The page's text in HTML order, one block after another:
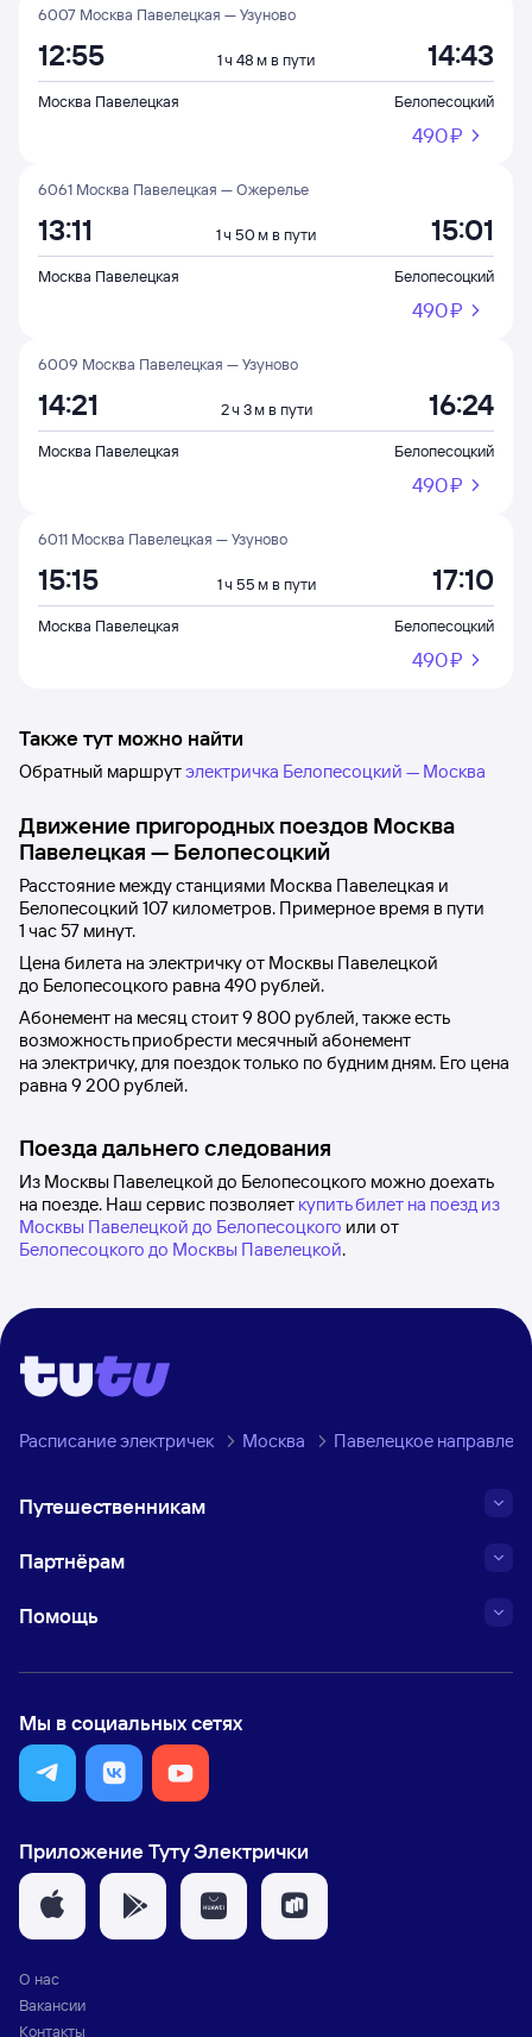
6007 Москва Павелецкая — Узуново
12:55 1 ч 48 м в пути 14:43
Москва Павелецкая Белопесоцкий
490 ⁠₽
6061 Москва Павелецкая — Ожерелье
13:11 1 ч 50 м в пути 15:01
Москва Павелецкая Белопесоцкий
490 ⁠₽
6009 Москва Павелецкая — Узуново
14:21 2 ч 3 м в пути 16:24
Москва Павелецкая Белопесоцкий
490 ⁠₽
6011 Москва Павелецкая — Узуново
15:15 1 ч 55 м в пути 17:10
Москва Павелецкая Белопесоцкий
490 ⁠₽
Также тут можно найти
Обратный маршрутэлектричка Белопесоцкий — Москва
Движение пригородных поездов Москва
Павелецкая — Белопесоцкий
Расстояние между станциями Москва Павелецкая и
Белопесоцкий 107 километров. Примерное время в пути
1 час 57 минут.
Цена билета на электричку от Москвы Павелецкой
до Белопесоцкого равна 490 рублей.
Абонемент на месяц стоит9 800 рублей, также есть
возможность приобрести месячный абонемент
на электричку, для поездок только по будним дням. Его цена
равна 9 200 рублей.
Поезда дальнего следования
Из Москвы Павелецкой до Белопесоцкого можно доехать
на поезде. Наш сервис позволяет купить билет на поезд из
Москвы Павелецкой до Белопесоцкого или от
Белопесоцкого до Москвы Павелецкой.
Расписание электричек Москва Павелецкое
Путешественникам
Партнёрам
Помощь
Мы в социальных сетях
Приложение Туту Электрички
О нас
Вакансии
Контакты